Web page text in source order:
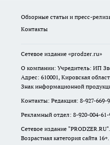
Обзорные статьи и пресс-
Контакты
Сетевое издание «prodzer.ru»
О компании: Учредитель: ИП
Адрес: 610001, Кировская
Знак информационной
Контакты: Редакция: 8-927-
Рекламный отдел: 8-920-004-
Сетевое издание "PRODZER.RU
Возрастная категория сайта